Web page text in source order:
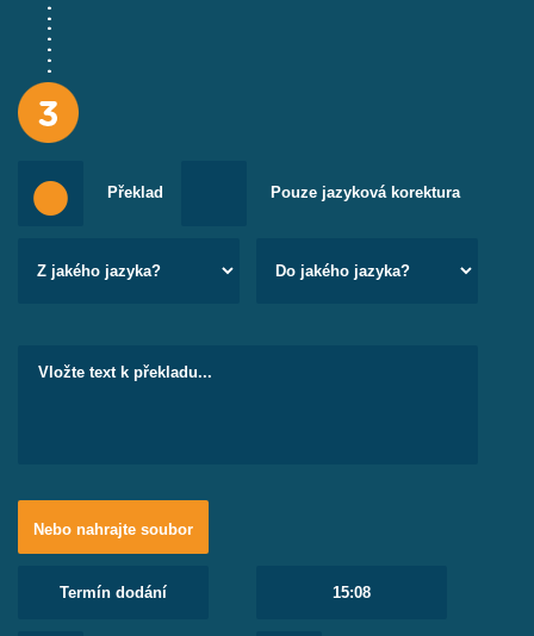
Překlad Pouze jazyková korektura
Nebo nahrajte soubor